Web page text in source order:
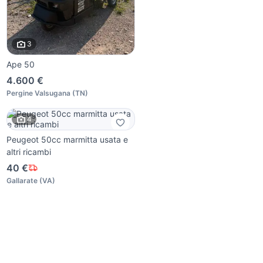
3
Ape 50
4.600 €
Pergine Valsugana (TN)
4
Peugeot 50cc marmitta usata e
altri ricambi
40 €
Gallarate (VA)